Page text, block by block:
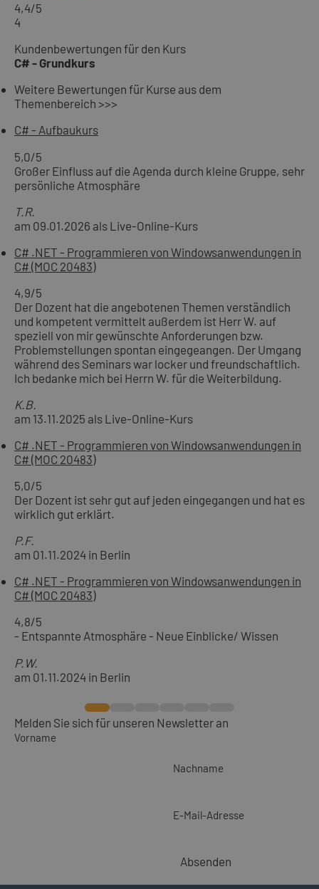
4,4/5
4
Kundenbewertungen für den Kurs
C# - Grundkurs
Weitere Bewertungen für Kurse aus dem
Themenbereich >>>
C# - Aufbaukurs
5,0/5
Großer Einfluss auf die Agenda durch kleine Gruppe, sehr
persönliche Atmosphäre
T.R.
am 09.01.2026 als Live-Online-Kurs
C# .NET - Programmieren von Windowsanwendungen in
C# (MOC 20483)
4,9/5
Der Dozent hat die angebotenen Themen verständlich
und kompetent vermittelt außerdem ist Herr W. auf
speziell von mir gewünschte Anforderungen bzw.
Problemstellungen spontan eingegeangen. Der Umgang
während des Seminars war locker und freundschaftlich.
Ich bedanke mich bei Herrn W. für die Weiterbildung.
K.B.
am 13.11.2025 als Live-Online-Kurs
C# .NET - Programmieren von Windowsanwendungen in
C# (MOC 20483)
5,0/5
Der Dozent ist sehr gut auf jeden eingegangen und hat es
wirklich gut erklärt.
P.F.
am 01.11.2024 in Berlin
C# .NET - Programmieren von Windowsanwendungen in
C# (MOC 20483)
4,8/5
- Entspannte Atmosphäre - Neue Einblicke/ Wissen
P.W.
am 01.11.2024 in Berlin
Melden Sie sich für unseren Newsletter an
Vorname
Nachname
E-Mail-Adresse
Absenden